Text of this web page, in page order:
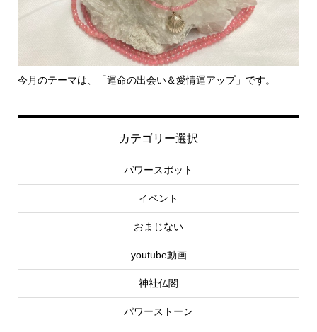
今月のテーマは、「運命の出会い＆愛情運アップ」です。
カテゴリー選択
パワースポット
イベント
おまじない
youtube動画
神社仏閣
パワーストーン